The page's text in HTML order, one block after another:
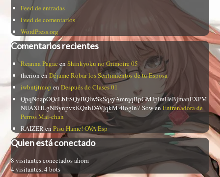
Feed de entradas
Feed de comentarios
WordPress.org
Comentarios recientes
Reanna Pagac enShinkyoku no Grimoire 05
therionenDéjame Robar los Sentimientos de tu Esposa
iwbntjtmop enDespués de Clases 01
QpqNoapOQcLbIrSQyBQiwSkSqsyAmrqqBpGMJpImHeBjmanEXPM
NUAXHLgNBynpvxKQnhDAVjqkM 4login7 SowenEntrenadora de
Perros Mai-chan
RAIZERenPisu Hame! OVA Esp
Quien está conectado
8 visitantes conectados ahora
4 visitantes,4 bots